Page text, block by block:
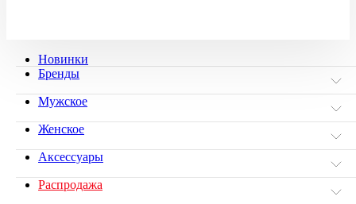
Новинки
Бренды
Мужское
Женское
Аксессуары
Распродажа